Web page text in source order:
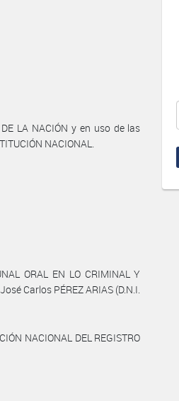
LA NACIÓN y en uso de las
NACIONAL.
ORAL EN LO CRIMINAL Y
Carlos PÉREZ ARIAS (D.N.I.
NACIONAL DEL REGISTRO